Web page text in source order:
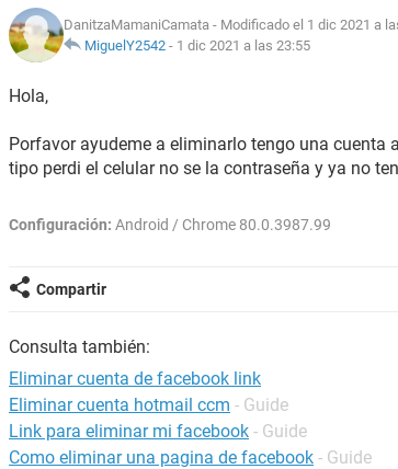
DanitzaMamaniCamata - Modificado el 1 dic 2021 a
MiguelY2542 - 1 dic 2021 a las 23:55
Hola,
Porfavor ayudeme a eliminarlo tengo una cuenta
tipo perdi el celular no se la contraseña y ya no
Configuración: Android / Chrome 80.0.3987.99
Compartir
Consulta también:
Eliminar cuenta de facebook link
Eliminar cuenta hotmail ccm - Guide
Link para eliminar mi facebook - Guide
Como eliminar una pagina de facebook - Guide